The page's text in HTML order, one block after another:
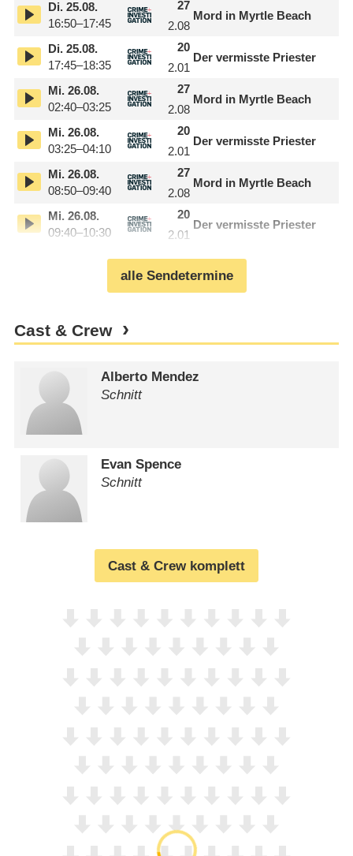
Di.25.08.
16:50–17:45
27
2.08
Mord in Myrtle Beach
Di.25.08.
17:45–18:35
20
2.01
Der vermisste Priester
Mi.26.08.
02:40–03:25
27
2.08
Mord in Myrtle Beach
Mi.26.08.
03:25–04:10
20
2.01
Der vermisste Priester
Mi.26.08.
08:50–09:40
27
2.08
Mord in Myrtle Beach
Mi. 26.08.
09:40–10:30
20
2.01
Der vermisste Priester
alle Sendetermine
Cast & Crew
Alberto Mendez
Schnitt
Evan Spence
Schnitt
Cast & Crew komplett